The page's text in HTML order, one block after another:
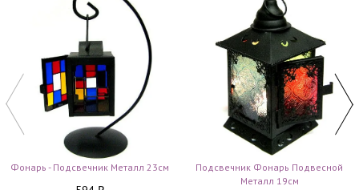
Фонарь - Подсвечник Металл 23см
Подсвечник Фонарь Подвесной
Металл 19см